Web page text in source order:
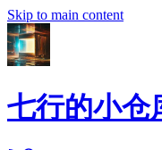
Skip to main content
七行的小仓